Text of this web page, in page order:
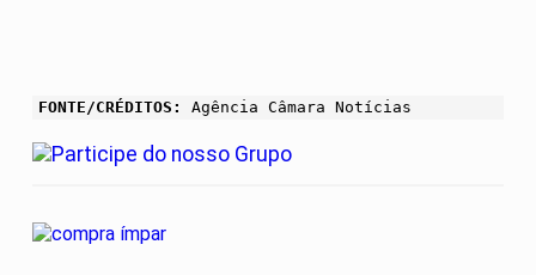
FONTE/CRÉDITOS: Agência Câmara Notícias